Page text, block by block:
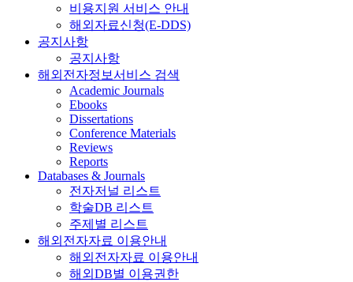
비용지원 서비스 안내
해외자료신청(E-DDS)
공지사항
공지사항
해외전자정보서비스 검색
Academic Journals
Ebooks
Dissertations
Conference Materials
Reviews
Reports
Databases & Journals
전자저널 리스트
학술DB 리스트
주제별 리스트
해외전자자료 이용안내
해외전자자료 이용안내
해외DB별 이용권한